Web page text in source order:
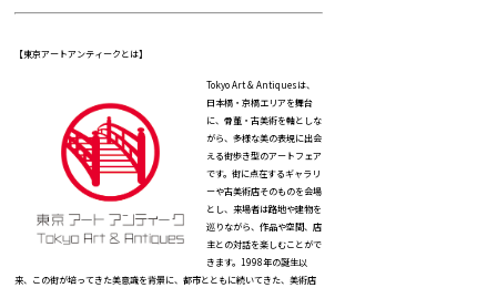
【東京アートアンティークとは】
Tokyo Art & Antiquesは、
日本橋・京橋エリアを舞台
に、骨董・古美術を軸としな
がら、多様な美の表現に出会
える街歩き型のアートフェア
です。街に点在するギャラリ
ーや古美術店そのものを会場
とし、来場者は路地や建物を
巡りながら、作品や空間、店
主との対話を楽しむことがで
きます。1998年の誕生以
来、この街が培ってきた美意識を背景に、都市とともに続いてきた、美術店